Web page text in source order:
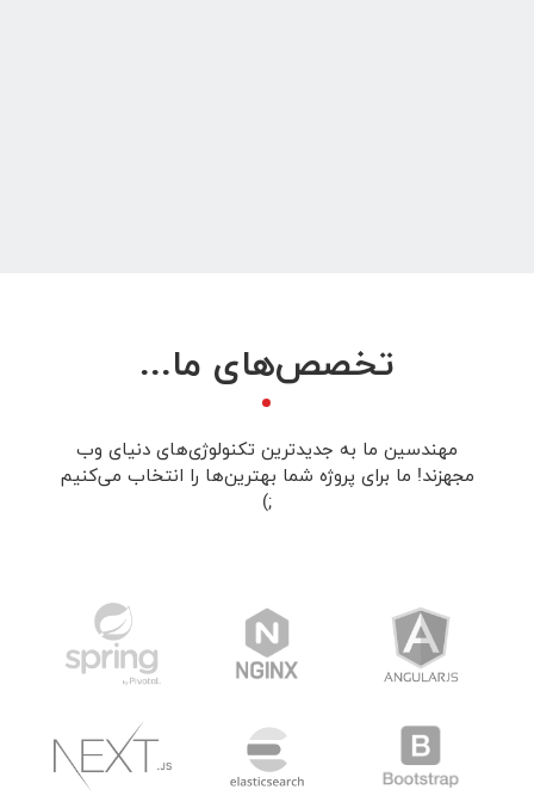
تخصص‌های ما...
مهندسین ما به جدیدترین تکنولوژی‌های دنیای وب
مجهزند! ما برای پروژه شما بهترین‌ها را انتخاب می‌کنیم
;)